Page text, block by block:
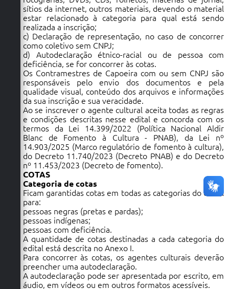
sítios da internet, outros materiais, devendo o material
estar relacionado à categoria para qual está sendo
realizada a inscrição;
c) Declaração de representação, no caso de concorrer
como coletivo sem CNPJ;
d) Autodeclaração étnico-racial ou de pessoa com
deficiência, se for concorrer às cotas.
Os Contramestres de Capoeira com ou sem CNPJ são
responsáveis pelo envio dos documentos e pela
qualidade visual, conteúdo dos arquivos e informações
da sua inscrição e sua veracidade.
Ao se inscrever o agente cultural aceita todas as regras
e condições descritas nesse edital e concorda com os
termos da Lei 14.399/2022 (Política Nacional Aldir
Blanc de Fomento à Cultura - PNAB), da Lei nº
14.903/2025 (Marco regulatório de fomento à cultura),
do Decreto 11.740/2023 (Decreto PNAB) e do Decreto
nº 11.453/2023 (Decreto de fomento).
COTAS
Categoria de cotas
Ficam garantidas cotas em todas as categorias do edital
para:
pessoas negras (pretas e pardas);
pessoas indígenas;
pessoas com deficiência.
A quantidade de cotas destinadas a cada categoria do
edital está descrita no Anexo I.
Para concorrer às cotas, os agentes culturais deverão
preencher uma autodeclaração.
A autodeclaração pode ser apresentada por escrito, em
áudio, em vídeos ou em outros formatos acessíveis.